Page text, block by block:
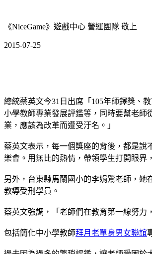
《NiceGame》遊戲中心 營運團隊 敬上
2015-07-25
總統蔡英文今31日出席「105年師鐸獎、
小學教師專業發展評鑑等，同時要幫老師
業，應該為改革而遭受汙名。」
蔡英文表示，每一個獎座的背後，都是說
樂會。用無比的熱情，帶領學生打開眼界
另外，台東縣馬蘭國小的李娟鶯老師，她
教導受刑學員。
蔡英文強調，「老師們在教育第一線努力
包括簡化中小學教師拜月老單身男女聯誼